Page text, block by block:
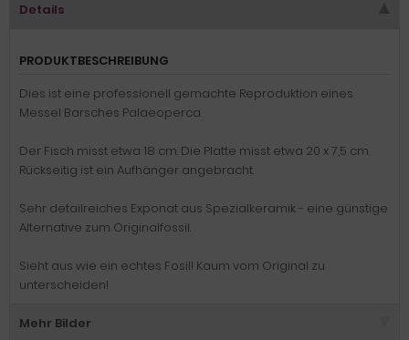
Details
PRODUKTBESCHREIBUNG
Dies ist eine professionell gemachte Reproduktion eines
Messel Barsches Palaeoperca.
Der Fisch misst etwa 18 cm. Die Platte misst etwa 20 x 7,5 cm.
Rückseitig ist ein Aufhänger angebracht.
Sehr detailreiches Exponat aus Spezialkeramik - eine günstige
Alternative zum Originalfossil.
Sieht aus wie ein echtes Fosil! Kaum vom Original zu
unterscheiden!
Mehr Bilder